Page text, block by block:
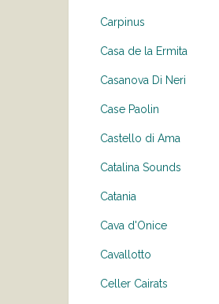
Carpinus
Casa de la Ermita
Casanova Di Neri
Case Paolin
Castello di Ama
Catalina Sounds
Catania
Cava d'Onice
Cavallotto
Celler Cairats